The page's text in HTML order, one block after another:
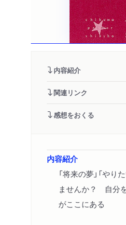
内容紹介
関連リンク
感想をおくる
内容紹介
「将来の夢」「や
ませんか？ 自分
がここにある